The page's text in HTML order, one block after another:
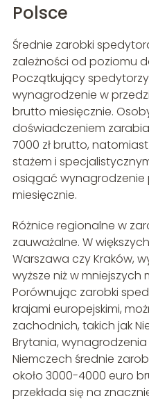
Polsce
Średnie zarobki
zależności od poziomu
Początkujący
wynagrodzenie w
brutto miesięcznie.
doświadczeniem
7000 zł brutto,
stażem i
osiągać wynagrodzenie
miesięcznie.
Różnice regionalne w
zauważalne. W
Warszawa czy Kraków,
wyższe niż w mniejszych
Porównując zarobki
krajami europejskimi,
zachodnich, takich jak
Brytania,
Niemczech średnie
około 3000-4000 euro
przekłada się na